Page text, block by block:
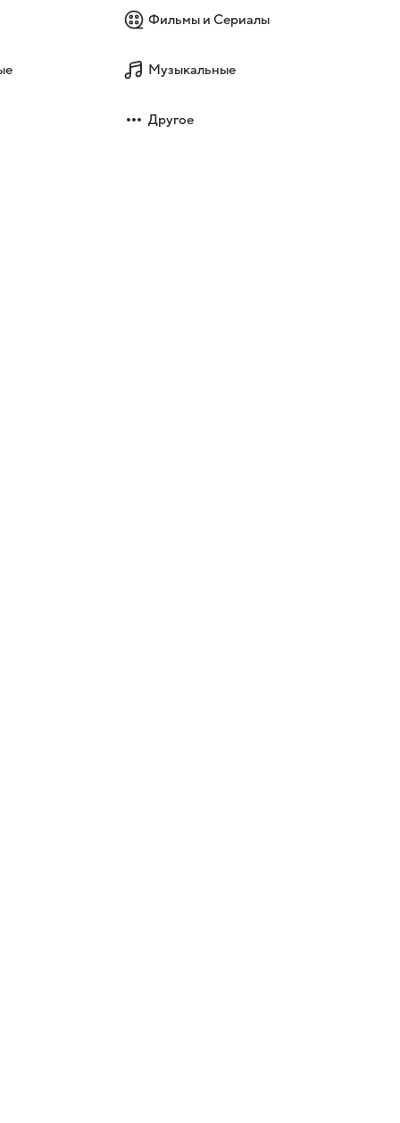
Фильмы и Сериалы
Музыкальные
Другое